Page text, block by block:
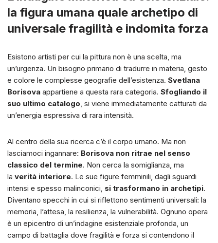
la figura umana quale archetipo di
universale fragilità e indomita forza
Esistono artisti per cui la pittura non è una scelta, ma
un’urgenza. Un bisogno primario di tradurre in materia, gesto
e colore le complesse geografie dell’esistenza. Svetlana
Borisova appartiene a questa rara categoria. Sfogliando il
suo ultimo catalogo, si viene immediatamente catturati da
un’energia espressiva di rara intensità.
Al centro della sua ricerca c’è il corpo umano. Ma non
lasciamoci ingannare: Borisova non ritrae nel senso
classico del termine. Non cerca la somiglianza, ma
la verità interiore. Le sue figure femminili, dagli sguardi
intensi e spesso malinconici, si trasformano in archetipi.
Diventano specchi in cui si riflettono sentimenti universali: la
memoria, l’attesa, la resilienza, la vulnerabilità. Ognuno opera
è un epicentro di un’indagine esistenziale profonda, un
campo di battaglia dove fragilità e forza si contendono il